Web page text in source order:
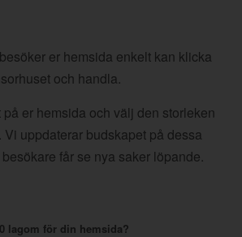
er hemsida enkelt kan klicka
och handla.
er hemsida och välj den storleken
Vi uppdaterar budskapet på dessa
får se nya saker löpande.
lagom för din hemsida?